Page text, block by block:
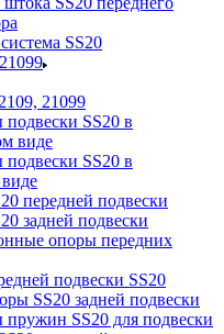
SS20
21099
SS20 в
виде
SS20 в
передней подвески
задней подвески
опоры передних
подвески SS20
SS20 задней подвески
SS20 для подвески